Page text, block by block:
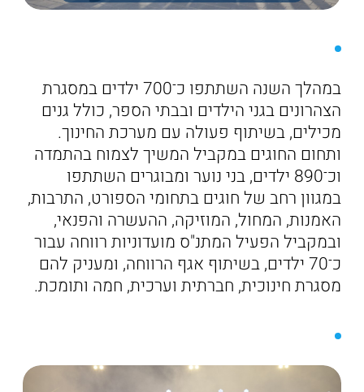
במהלך השנה השתתפו כ־700 ילדים במסגרת
הצהרונים בגני הילדים ובבתי הספר, כולל גנים
מכילים, בשיתוף פעולה עם מערכת החינוך.
ותחום החוגים במקביל המשיך לצמוח בהתמדה
וכ־890 ילדים, בני נוער ומבוגרים השתתפו
במגוון רחב של חוגים בתחומי הספורט, התרבות,
האמנות, המחול, המוזיקה, ההעשרה והפנאי,
ובמקביל הפעיל המתנ"ס מועדוניות רווחה עבור
כ־70 ילדים, בשיתוף אגף הרווחה, ומעניק להם
מסגרת חינוכית, חברתית וערכית, חמה ותומכת.